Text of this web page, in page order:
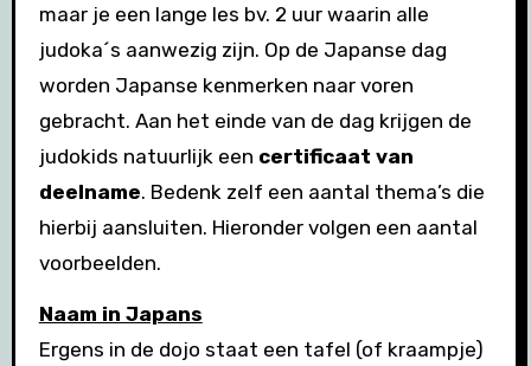
maar je een lange les bv. 2 uur waarin alle
judoka´s aanwezig zijn. Op de Japanse dag
worden Japanse kenmerken naar voren
gebracht. Aan het einde van de dag krijgen de
judokids natuurlijk een certificaat van
deelname. Bedenk zelf een aantal thema’s die
hierbij aansluiten. Hieronder volgen een aantal
voorbeelden.
Naam in Japans
Ergens in de dojo staat een tafel (of kraampje)